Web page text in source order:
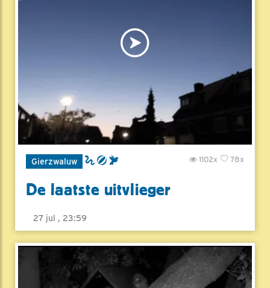
Gierzwaluw 78x
1102x
De laatste uitvlieger
27 jul , 23:59